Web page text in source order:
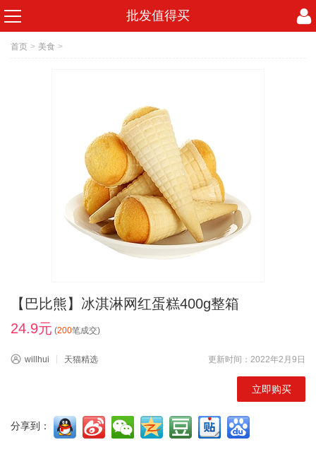
批发值得买
首页 > 美食 >
【巴比熊】冰淇淋网红蛋糕400g整箱
24.9元 (200笔成交)
willhui 天猫精选 更新时间：2022年2月9日
立即购买
分享到：